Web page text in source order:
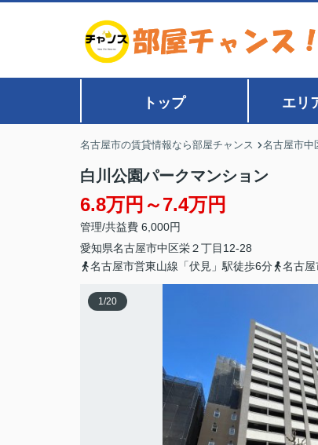
トップ エリ
名古屋市の賃貸情報なら部屋チャンス 名古屋市中
白川公園パークマンション
6.8万円～7.4万円
管理/共益費 6,000円
愛知県名古屋市中区栄２丁目12-28
名古屋市営東山線「伏見」駅徒歩6分
名古
1/20